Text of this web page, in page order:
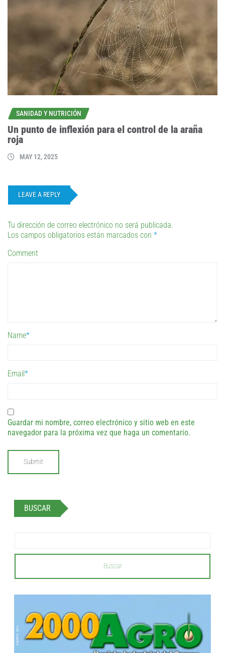
SANIDAD Y NUTRICIÓN
Un punto de inflexión para el control de la araña
roja
MAY 12, 2025
LEAVE A REPLY
Tu dirección de correo electrónico no será publicada.
Los campos obligatorios están marcados con *
Comment
Name*
Email*
Guardar mi nombre, correo electrónico y sitio web en este
navegador para la próxima vez que haga un comentario.
BUSCAR
Buscar